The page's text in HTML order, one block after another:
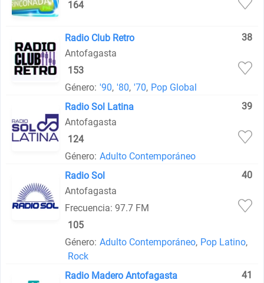
164
Radio Club Retro
38
Antofagasta
153
Género: '90, '80, '70, Pop Global
Radio Sol Latina
39
Antofagasta
124
Género: Adulto Contemporáneo
Radio Sol
40
Antofagasta
Frecuencia: 97.7 FM
105
Género: Adulto Contemporáneo, Pop Latino,
Rock
Radio Madero Antofagasta
41